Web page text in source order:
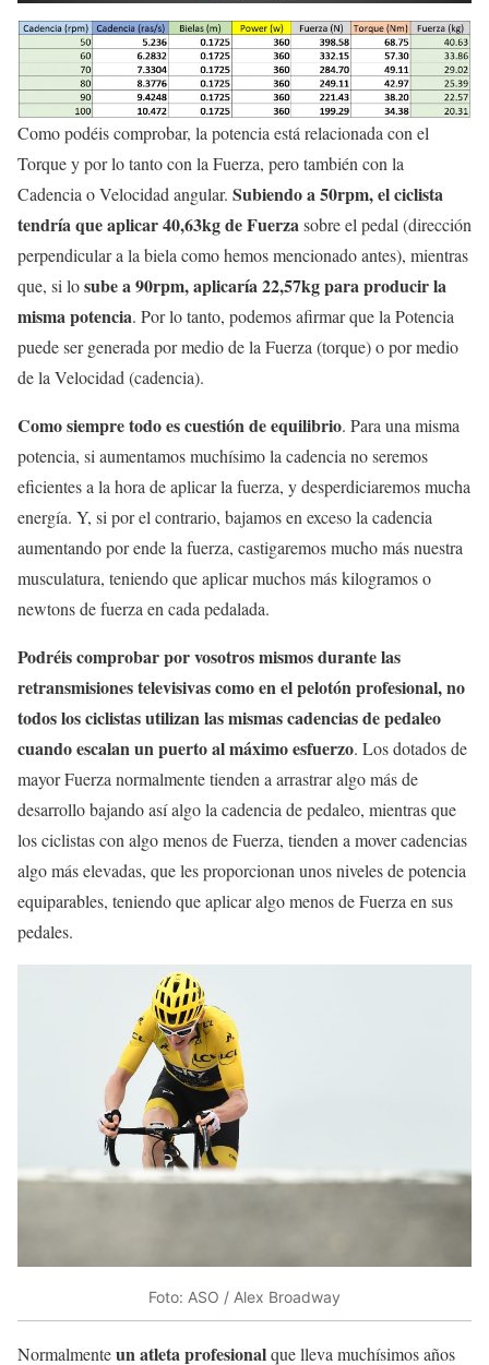
Como podéis comprobar, la potencia está relacionada con el
Torque y por lo tanto con la Fuerza, pero también con la
Cadencia o Velocidad angular. Subiendo a 50rpm, el ciclista
tendría que aplicar 40,63kg de Fuerzasobre el pedal (dirección
perpendicular a la biela como hemos mencionado antes), mientras
que, si losube a 90rpm, aplicaría 22,57kg para producir la
misma potencia. Por lo tanto, podemos afirmar que la Potencia
puede ser generada por medio de la Fuerza (torque) o por medio
de la Velocidad (cadencia).
Como siempre todo es cuestión de equilibrio. Para una misma
potencia, si aumentamos muchísimo la cadencia no seremos
eficientes a la hora de aplicar la fuerza, y desperdiciaremos mucha
energía. Y, si por el contrario, bajamos en exceso la cadencia
aumentando por ende la fuerza, castigaremos mucho más nuestra
musculatura, teniendo que aplicar muchos más kilogramos o
newtons de fuerza en cada pedalada.
Podréis comprobar por vosotros mismos durante las
retransmisiones televisivas como en el pelotón profesional, no
todos los ciclistas utilizan las mismas cadencias de pedaleo
cuando escalan un puerto al máximo esfuerzo. Los dotados de
mayor Fuerza normalmente tienden a arrastrar algo más de
desarrollo bajando así algo la cadencia de pedaleo, mientras que
los ciclistas con algo menos de Fuerza, tienden a mover cadencias
algo más elevadas, que les proporcionan unos niveles de potencia
equiparables, teniendo que aplicar algo menos de Fuerza en sus
pedales.
Foto: ASO / Alex Broadway
Normalmenteun atleta profesionalque lleva muchísimos años